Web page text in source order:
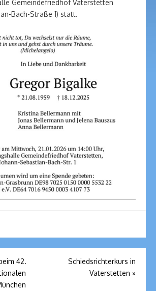
Gemeindefriedhof Vaterstetten
Bach-Straße 1) statt.
42.
Schiedsrichterkurs in
Vaterstetten »